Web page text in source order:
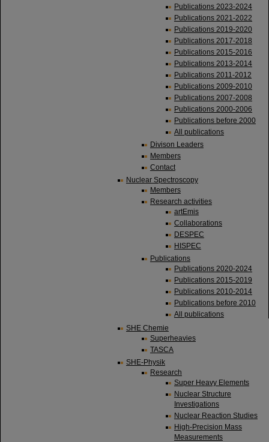
Publications 2023-2024
Publications 2021-2022
Publications 2019-2020
Publications 2017-2018
Publications 2015-2016
Publications 2013-2014
Publications 2011-2012
Publications 2009-2010
Publications 2007-2008
Publications 2000-2006
Publications before 2000
All publications
Divison Leaders
Members
Contact
Nuclear Spectroscopy
Members
Research activities
artEmis
Collaborations
DESPEC
HISPEC
Publications
Publications 2020-2024
Publications 2015-2019
Publications 2010-2014
Publications before 2010
All publications
SHE Chemie
Superheavies
TASCA
SHE-Physik
Research
Super Heavy Elements
Nuclear Structure
Investigations
Nuclear Reaction Studies
High-Precision Mass
Measurements